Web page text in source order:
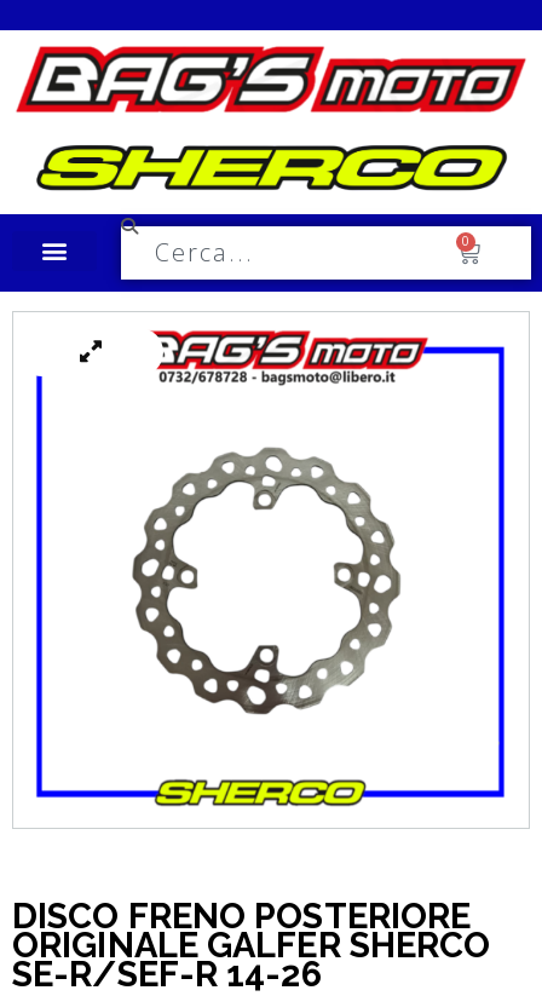
Spedizione in tutta Italia a €10,00
0
DISCO FRENO POSTERIORE
ORIGINALE GALFER SHERCO
SE-R/SEF-R 14-26